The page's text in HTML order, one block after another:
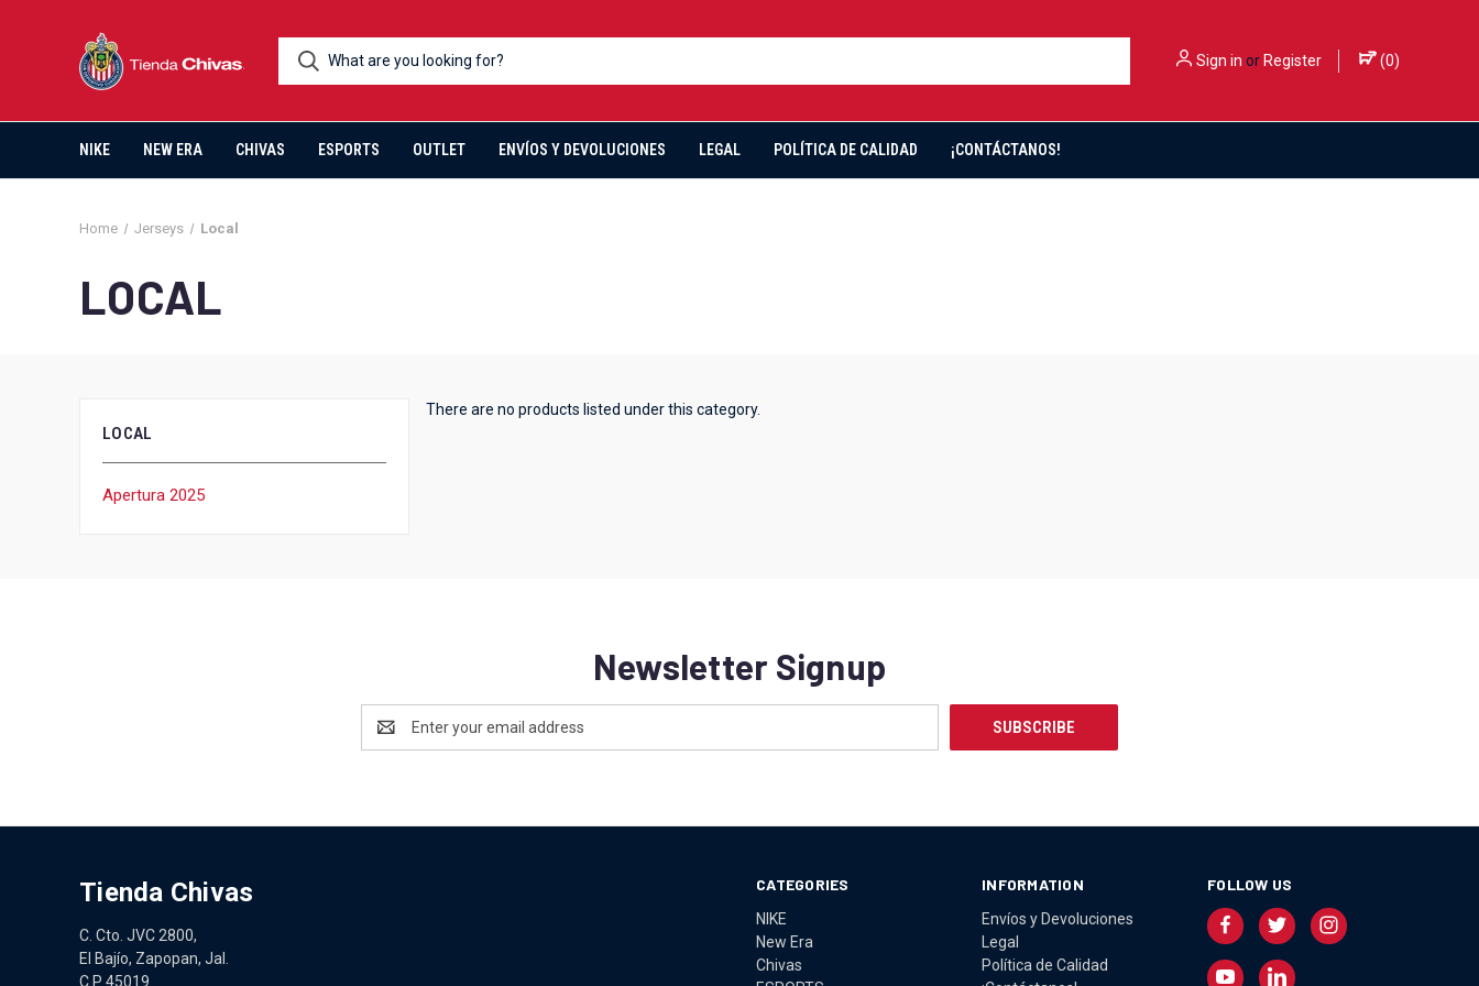
Sign in orRegister (0)
NIKE NEW ERA CHIVAS ESPORTS OUTLET ENVÍOS Y DEVOLUCIONES LEGAL POLÍTICA DE CALIDAD ¡CONTÁCTANOS!
Home Jerseys Local
LOCAL
LOCAL
Apertura 2025
There are no products listed under this category.
Newsletter Signup
Address
CATEGORIES
NIKE
New Era
Chivas
INFORMATION
Envíos y Devoluciones
Legal
Política de Calidad
FOLLOW US
Tienda Chivas
C. Cto. JVC 2800,
El Bajío, Zapopan, Jal.
C.P 45019